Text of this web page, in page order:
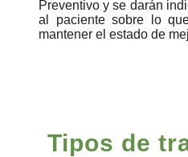
Preventivo y se darán
al paciente sobre lo
mantener el estado de
Tipos de